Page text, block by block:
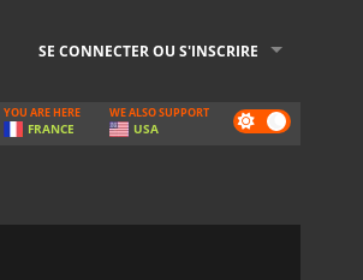
SE CONNECTER OU S'INSCRIRE
Dark
mode
YOU ARE HERE
FRANCE
WE ALSO SUPPORT
USA